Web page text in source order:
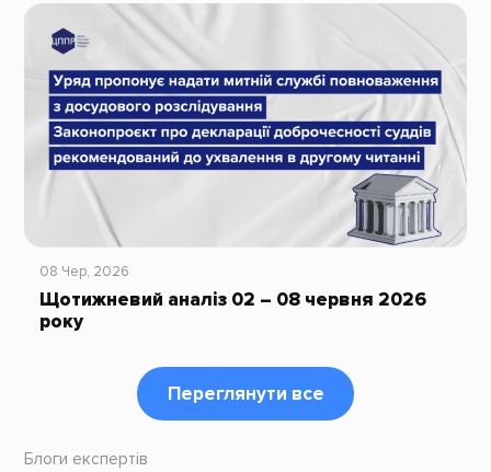
08 Чер, 2026
Щотижневий аналіз 02 – 08 червня 2026
року
Переглянути все
Блоги експертів